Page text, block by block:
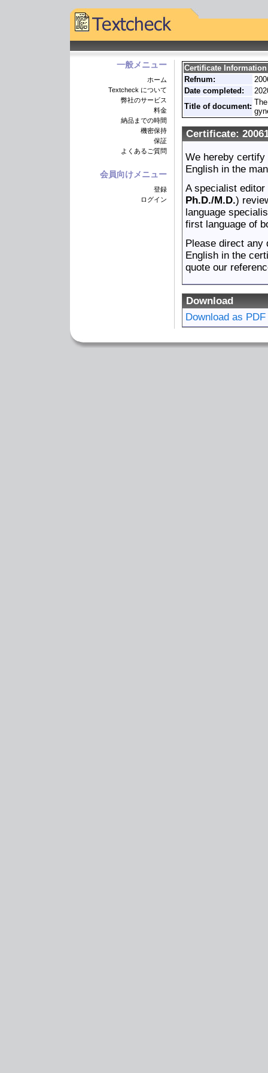
一般メニュー
ホーム
Textcheck について
弊社のサービス
料金
納品までの時間
機密保持
保証
よくあるご質問
会員向けメニュー
登録
ログイン
Certificate Information
Refnum:
Date completed:
Title of document:
Certificate:
We hereby certify
English in the
A specialist
Ph.D./M.D.)
language
first language of
Please direct any
English in the
quote our
Download
Download as PDF